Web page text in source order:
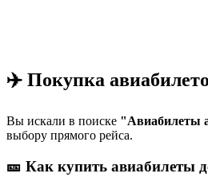
✈️ Покупка
Вы искали в поиске "Авиабилеты
выбору прямого рейса.
🎫 Как купить авиабилеты